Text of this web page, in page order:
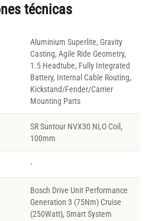
técnicas
Aluminium Superlite, Gravity
Casting, Agile Ride Geometry,
1.5 Headtube, Fully Integrated
Battery, Internal Cable Routing,
Kickstand/Fender/Carrier
Mounting Parts
SR Suntour NVX30 NLO Coil,
100mm
-
Bosch Drive Unit Performance
Generation 3 (75Nm) Cruise
(250Watt), Smart System